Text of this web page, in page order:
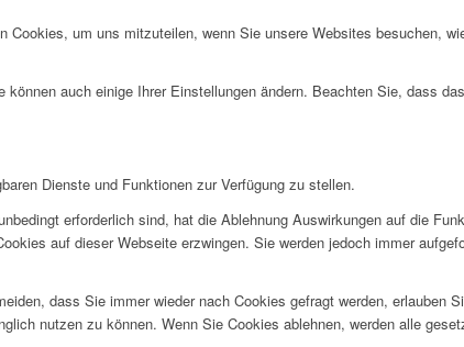
um uns mitzuteilen, wenn Sie unsere Websites besuchen,
auch einige Ihrer Einstellungen ändern. Beachten Sie, dass
Dienste und Funktionen zur Verfügung zu stellen.
erforderlich sind, hat die Ablehnung Auswirkungen auf die
auf dieser Webseite erzwingen. Sie werden jedoch immer
dass Sie immer wieder nach Cookies gefragt werden, erlauben
nutzen zu können. Wenn Sie Cookies ablehnen, werden alle